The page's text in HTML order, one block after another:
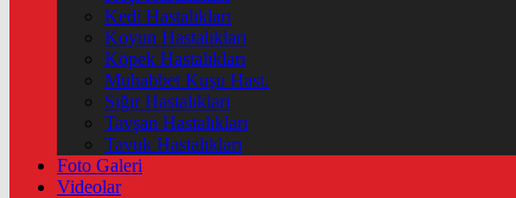
Kedi Hastalıkları
Koyun Hastalıkları
Köpek Hastalıkları
Muhabbet Kuşu Hast.
Sığır Hastalıkları
Tavşan Hastalıkları
Tavuk Hastalıkları
Foto Galeri
Videolar